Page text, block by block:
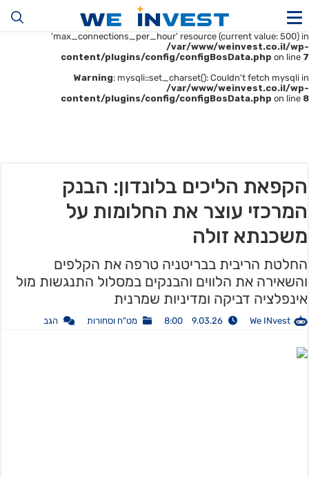
Warning
: mysqli::__construct(): (HY000/1226): User
'u414896523_maofData' has exceeded the
'max_connections_per_hour' resource (current value: 500) in
/var/www/weinvest.co.il/wp-
content/plugins/config/configBosData.php on line 7
Warning: mysqli::set_charset(): Couldn't fetch mysqli in
/var/www/weinvest.co.il/wp-
content/plugins/config/configBosData.php on line 8
הקפאת הליכים בלונדון: הבנק
המרכזי עוצר את החלומות על
משכנתא זולה
החלטת הריבית בבריטניה טרפה את הקלפים
והשאירה את הלווים והבנקים במסלול התנגשות מול
אינפלציה דביקה ומדיניות שמרנית
We INvest
9.03.26 8:00 מט"ח וסחורות הגב